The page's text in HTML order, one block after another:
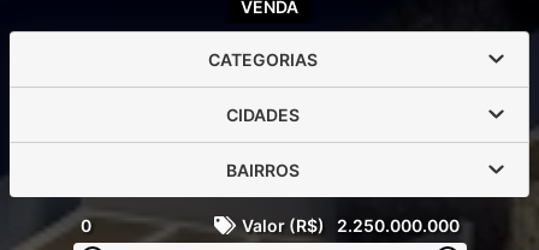
VENDA
CATEGORIAS
CIDADES
BAIRROS
0 Valor (R$) 2.250.000.000